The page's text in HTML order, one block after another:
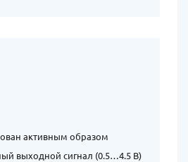
активным образом
выходной сигнал (0.5…4.5 В)